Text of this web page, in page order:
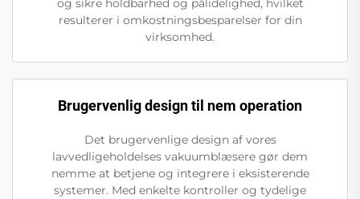
og sikre holdbarhed og pålidelighed, hvilket
resulterer i omkostningsbesparelser for din
virksomhed.
Brugervenlig design til nem operation
Det brugervenlige design af vores
lavvedligeholdelses vakuumblæsere gør dem
nemme at betjene og integrere i eksisterende
systemer. Med enkelte kontroller og tydelige